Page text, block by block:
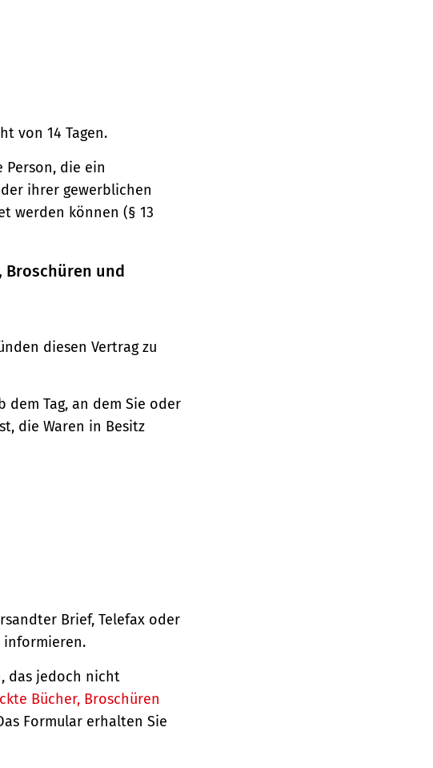
von 14 Tagen.
die ein
ihrer gewerblichen
werden können (§ 13
Broschüren und
diesen Vertrag zu
dem Tag, an dem Sie oder
die Waren in Besitz
Brief, Telefax oder
informieren.
das jedoch nicht
Bücher, Broschüren
Formular erhalten Sie